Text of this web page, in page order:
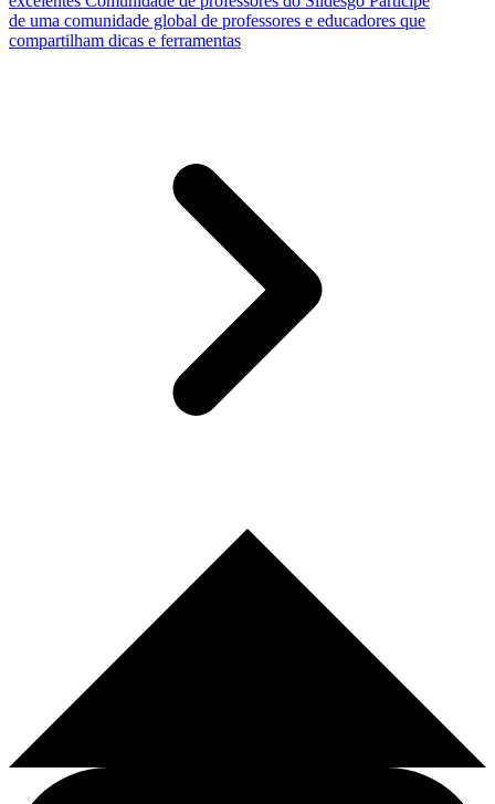
de uma comunidade global de professores e educadores que
compartilham dicas e ferramentas